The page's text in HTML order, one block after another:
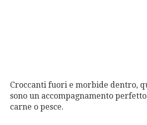
Croccanti fuori e morbide dentro,
sono un accompagnamento
carne o pesce.